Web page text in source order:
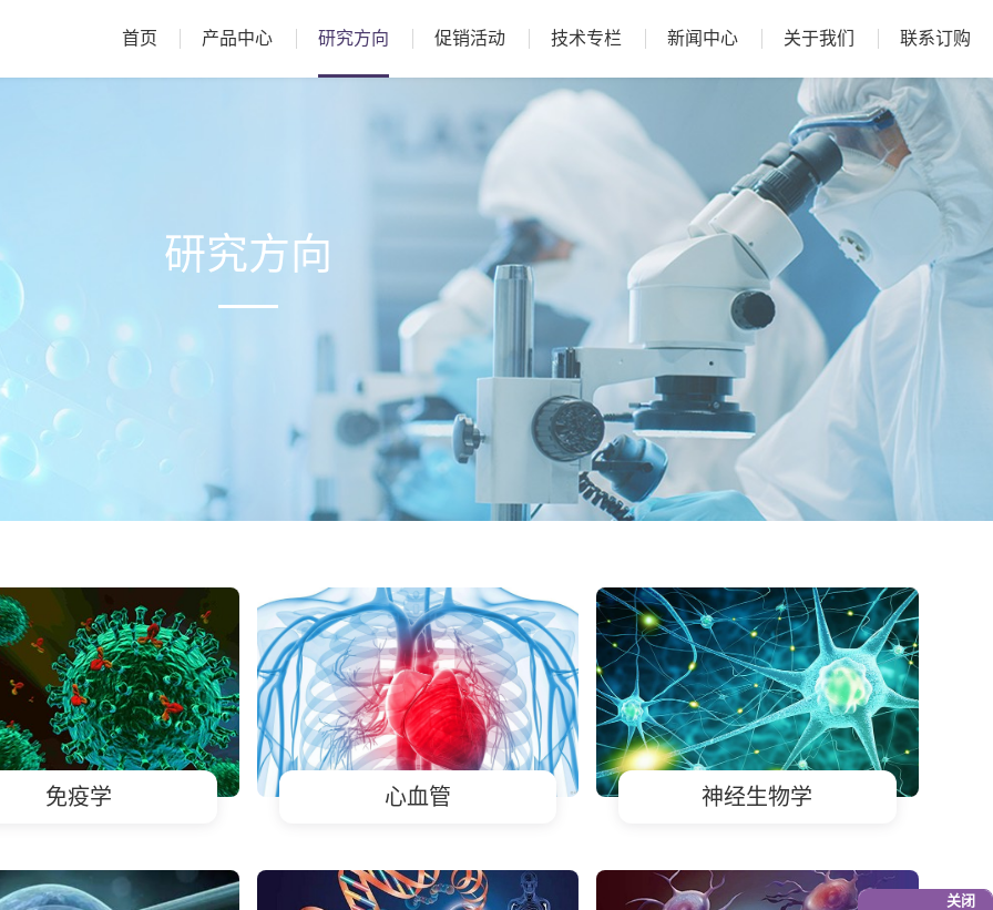
首页 产品中心 研究方向 促销活动 技术专栏 新闻中心 关于我们 联系订购
研究方向
免疫学 心血管 神经生物学
关闭